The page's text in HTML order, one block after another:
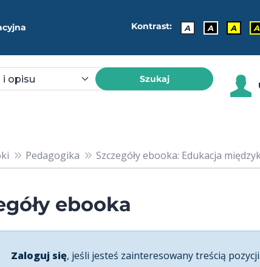
Kontrast: A A A A
Szukaj
Pedagogika Szczegóły ebooka: Edukacja
ebooka
Zaloguj się, jeśli jesteś zainteresowany treścią pozycji.